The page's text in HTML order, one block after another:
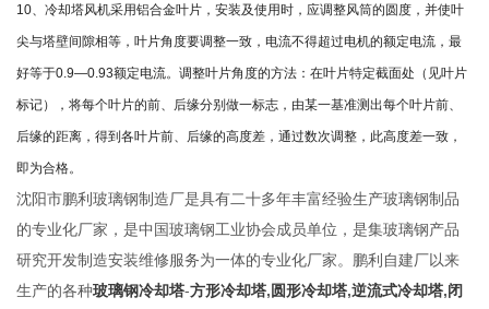
10、冷却塔风机采用铝合金叶片，安装及使用时，应调整风筒的圆度，并使叶
尖与塔壁间隙相等，叶片角度要调整一致，电流不得超过电机的额定电流，最
好等于0.9—0.93额定电流。调整叶片角度的方法：在叶片特定截面处（见叶片
标记），将每个叶片的前、后缘分别做一标志，由某一基准测出每个叶片前、
后缘的距离，得到各叶片前、后缘的高度差，通过数次调整，此高度差一致，
即为合格。
沈阳市鹏利玻璃钢制造厂是具有二十多年丰富经验生产玻璃钢制品
的专业化厂家，是中国玻璃钢工业协会成员单位，是集玻璃钢产品
研究开发制造安装维修服务为一体的专业化厂家。鹏利自建厂以来
生产的各种玻璃钢冷却塔-方形冷却塔,圆形冷却塔,逆流式冷却塔,闭